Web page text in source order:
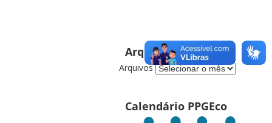
Arquivos
Arquivos
Calendário PPGEco